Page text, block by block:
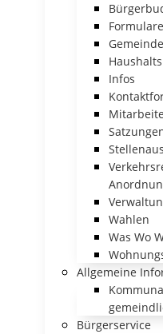
Formulare
Infos
Wahlen
Was Wo
Allgemeine
Bürgerservice